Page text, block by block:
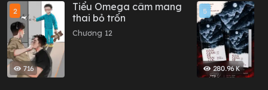
716
2
Tiểu Omega câm mang
thai bỏ trốn
Chương 12
280.96 K
5